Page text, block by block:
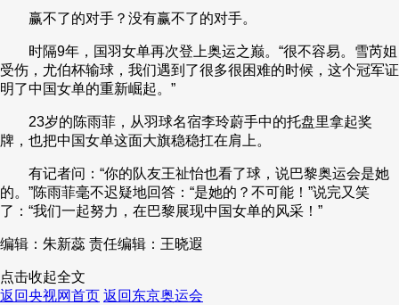
赢不了的对手？没有赢不了的对手。
时隔9年，国羽女单再次登上奥运之巅。“很不容易。雪芮姐
受伤，尤伯杯输球，我们遇到了很多很困难的时候，这个冠军证
明了中国女单的重新崛起。”
23岁的陈雨菲，从羽球名宿李玲蔚手中的托盘里拿起奖
牌，也把中国女单这面大旗稳稳扛在肩上。
有记者问：“你的队友王祉怡也看了球，说巴黎奥运会是她
的。”陈雨菲毫不迟疑地回答：“是她的？不可能！”说完又笑
了：“我们一起努力，在巴黎展现中国女单的风采！”
编辑：朱新蕊 责任编辑：王晓遐
点击收起全文
返回央视网首页 返回东京奥运会